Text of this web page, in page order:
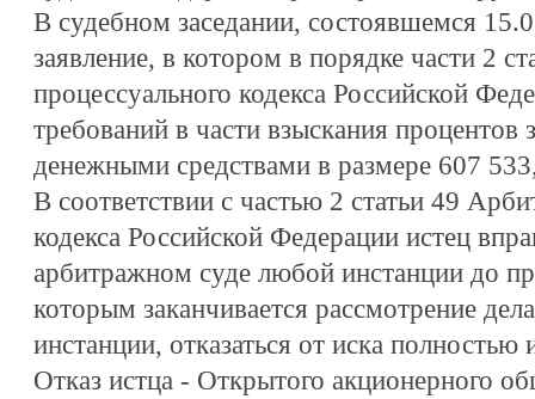
В судебном заседании, состоявшемся
заявление, в котором в порядке части 2
процессуального кодекса Российской
требований в части взыскания процентов
денежными средствами в размере 607
В соответствии с частью 2 статьи 49
кодекса Российской Федерации истец
арбитражном суде любой инстанции до
которым заканчивается рассмотрение
инстанции, отказаться от иска полностью
Отказ истца - Открытого акционерного